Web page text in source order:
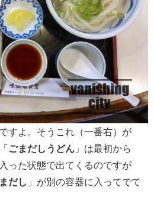
すよ。そうこれ（一番右）が
ごまだしうどん 」は最初から
った状態で出てくるのですが
だし 」が別の容器に入ってでて